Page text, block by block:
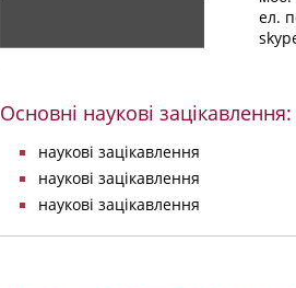
ел.
Основні наукові зацікавлення:
наукові зацікавлення
наукові зацікавлення
наукові зацікавлення